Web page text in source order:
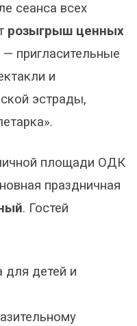
сеанса всех
розыгрыш ценных
пригласительные
и
эстрады,
площади ОДК
праздничная
. Гостей
для детей и